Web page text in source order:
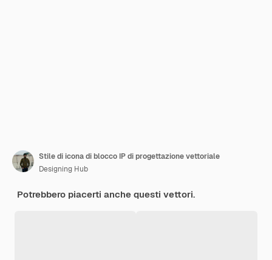
Stile di icona di blocco IP di progettazione vettoriale
Designing Hub
Potrebbero piacerti anche questi vettori.